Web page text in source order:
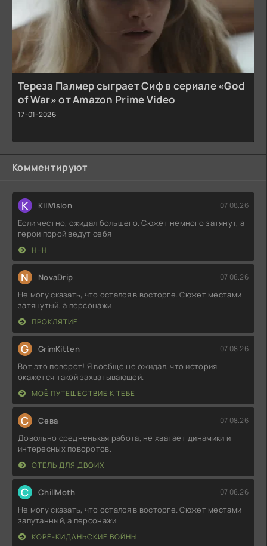
Тереза Палмер сыграет Сиф в сериале «God
of War» от Amazon Prime Video
17-01-2026
Комментируют
K KillVision 07.08.26
Если честно, ожидал большего. Сюжет немного затянут, а
герои порой ведут себя
Н+Н
N NovaDrip 07.08.26
Не могу сказать, что остался в восторге. Сюжет местами
затянутый, а персонажи
ПРОКЛЯТИЕ
G GrimKitten 07.08.26
Вот это поворот! Я вообще не ожидал, что история
окажется такой захватывающей.
МОЁ ПУТЕШЕСТВИЕ К ТЕБЕ
С Севa 07.08.26
Довольно средненькая работа, не хватает динамики и
интересных поворотов.
ОТЕЛЬ ДЛЯ ДВОИХ
C ChillMoth 07.08.26
Не могу сказать, что остался в восторге. Сюжет местами
запутанный, а персонажи
КОРЁ-КИДАНЬСКИЕ ВОЙНЫ